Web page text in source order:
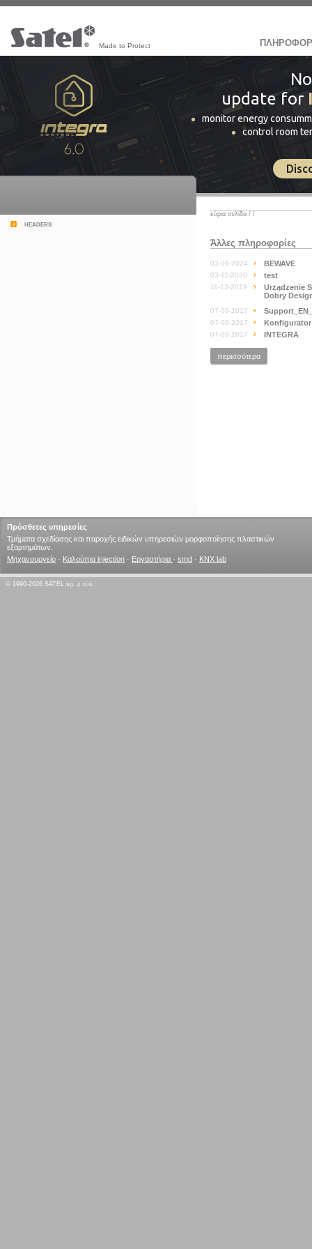
Made to Protect
update for
monitor energy
control room
headers
κύρια σελίδα / /
Άλλες πληροφορίες
03-06-2024 BEWAVE
03-11-2020 test
11-12-2019
Urządzenie
Dobry
07-09-2017
07-09-2017 Konfigurator
07-09-2017 INTEGRA
περισσότερα
Πρόσθετες υπηρεσίες
Τμήματα σχεδίασης και παροχής ειδικών υπηρεσιών μορφοποίησης πλαστικών
εξαρτημάτων.
Μηχανουργείο · Καλούπια injection · Εργαστήρια · smd · KNX lab
© 1990-2026 SATEL sp. z o.o.